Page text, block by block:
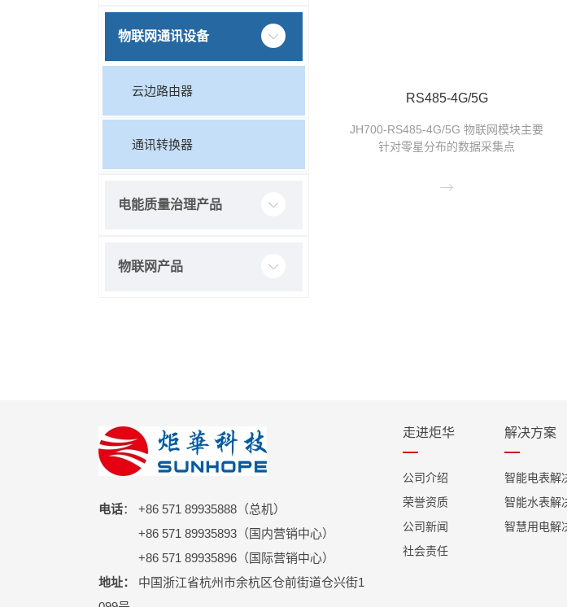
物联网通讯设备
云边路由器
通讯转换器
电能质量治理产品
物联网产品
RS485-4G/5G
JH700-RS485-4G/5G 物联网模块主要
针对零星分布的数据采集点

电话： +86 571 89935888（总机）
+86 571 89935893（国内营销中心）
+86 571 89935896（国际营销中心）
地址：
中国浙江省杭州市余杭区仓前街道仓兴街1
走进炬华
公司介绍
荣誉资质
公司新闻
社会责任
解决方案